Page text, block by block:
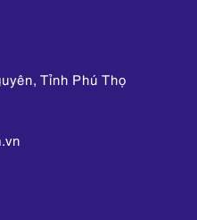
Tỉnh Phú Thọ